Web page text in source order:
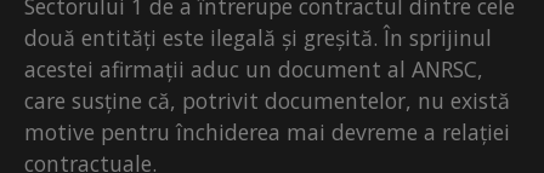
Sectorului 1 de a întrerupe contractul dintre cele
două entități este ilegală și greșită. În sprijinul
acestei afirmații aduc un document al ANRSC,
care susține că, potrivit documentelor, nu există
motive pentru închiderea mai devreme a relației
contractuale.